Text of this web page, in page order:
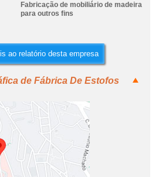
Fabricação de mobiliário de madeira
para outros fins
ao relatório desta empresa
de Fábrica De Estofos